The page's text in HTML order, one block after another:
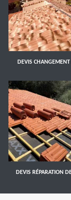
DEVIS
DEVIS RÉPARATION